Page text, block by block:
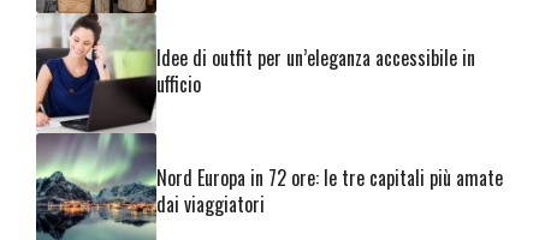
Idee di outfit per un’eleganza accessibile in
ufficio
Nord Europa in 72 ore: le tre capitali più amate
dai viaggiatori